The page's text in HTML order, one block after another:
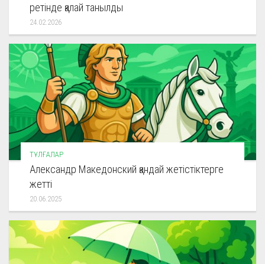
ретінде қалай танылды
24.02.2026
ТҰЛҒАЛАР
Александр Македонский қандай жетістіктерге
жетті
20.06.2025